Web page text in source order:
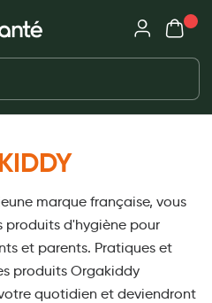
Ouvrir
Créer un compte
Mon
Votre panier est vide
marque française, vous
produits d'hygiène pour
et parents. Pratiques et
produits Orgakiddy
quotidien et deviendront